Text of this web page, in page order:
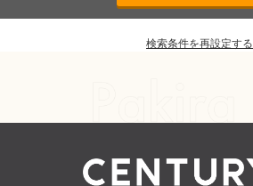
検索条件を再設定する